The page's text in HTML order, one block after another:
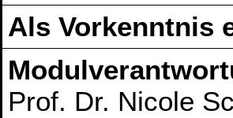
Als Vorkenntnis
Prof. Dr. Nicole